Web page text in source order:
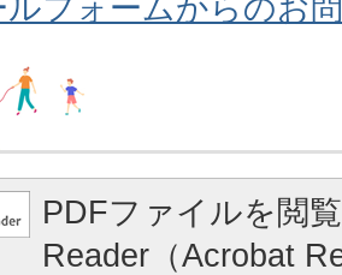
PDFファイルを閲
Reader（Acrobat